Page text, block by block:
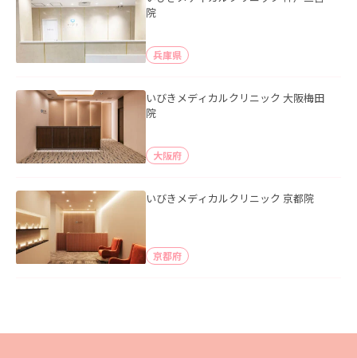
院
兵庫県
いびきメディカルクリニック 大阪梅田
院
大阪府
いびきメディカルクリニック 京都院
京都府